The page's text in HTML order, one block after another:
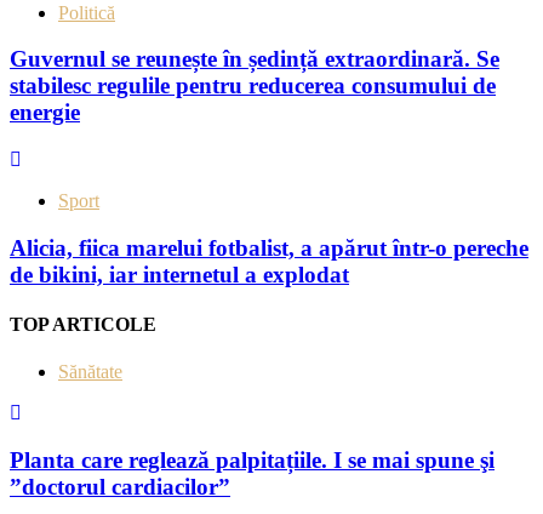
Politică
Guvernul se reunește în ședință extraordinară. Se
stabilesc regulile pentru reducerea consumului de
energie
Sport
Alicia, fiica marelui fotbalist, a apărut într-o pereche
de bikini, iar internetul a explodat
TOP ARTICOLE
Sănătate
Planta care reglează palpitațiile. I se mai spune şi
”doctorul cardiacilor”